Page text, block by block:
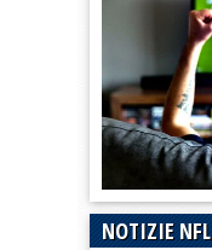
NOTIZIE NFL